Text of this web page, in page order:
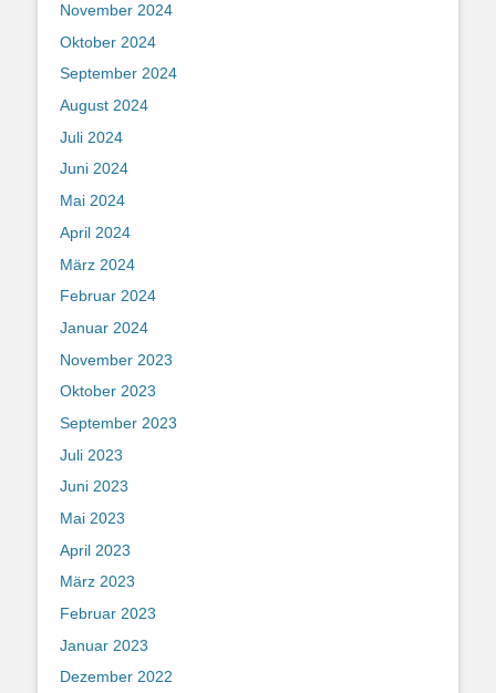
November 2024
Oktober 2024
September 2024
August 2024
Juli 2024
Juni 2024
Mai 2024
April 2024
März 2024
Februar 2024
Januar 2024
November 2023
Oktober 2023
September 2023
Juli 2023
Juni 2023
Mai 2023
April 2023
März 2023
Februar 2023
Januar 2023
Dezember 2022